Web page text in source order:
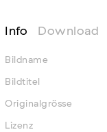
Info Download
Bildname
Bildtitel
Originalgrösse
Lizenz